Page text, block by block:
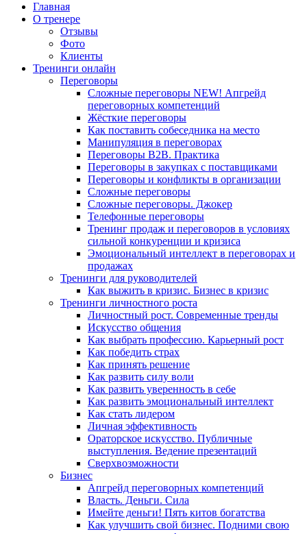
Главная
О тренере
Отзывы
Фото
Клиенты
Тренинги онлайн
Переговоры
Сложные переговоры NEW! Апгрейд
переговорных компетенций
Жёсткие переговоры
Как поставить собеседника на место
Манипуляция в переговорах
Переговоры B2B. Практика
Переговоры в закупках с поставщиками
Переговоры и конфликты в организации
Сложные переговоры
Сложные переговоры. Джокер
Телефонные переговоры
Тренинг продаж и переговоров в условиях
сильной конкуренции и кризиса
Эмоциональный интеллект в переговорах и
продажах
Тренинги для руководителей
Как выжить в кризис. Бизнес в кризис
Тренинги личностного роста
Личностный рост. Современные тренды
Искусство общения
Как выбрать профессию. Карьерный рост
Как победить страх
Как принять решение
Как развить силу воли
Как развить уверенность в себе
Как развить эмоциональный интеллект
Как стать лидером
Личная эффективность
Ораторское искусство. Публичные
выступления. Ведение презентаций
Сверхвозможности
Бизнес
Апгрейд переговорных компетенций
Власть. Деньги. Сила
Имейте деньги! Пять китов богатства
Как улучшить свой бизнес. Подними свою